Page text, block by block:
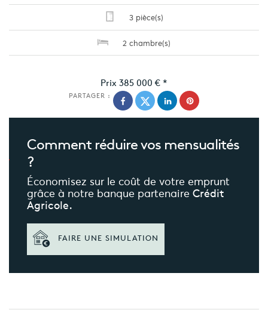
3 pièce(s)
2 chambre(s)
Prix 385 000 € *
PARTAGER :
Comment réduirevos mensualités
?
Économisez sur le coût de votre emprunt
grâce à notre banque partenaire Crédit
Agricole.
FAIRE UNE SIMULATION